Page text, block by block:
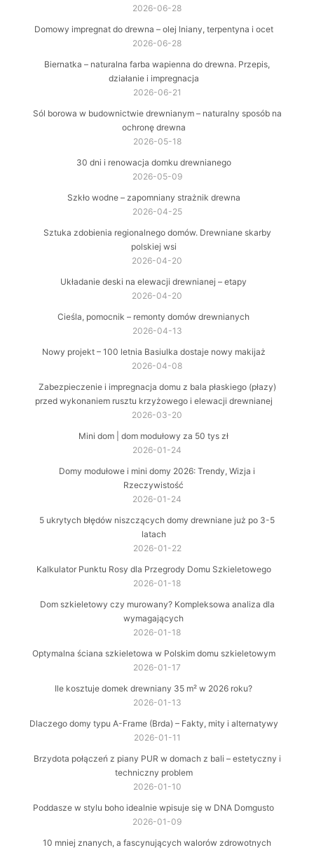
2026-06-28
Domowy impregnat do drewna – olej lniany, terpentyna i ocet
2026-06-28
Biernatka – naturalna farba wapienna do drewna. Przepis,
działanie i impregnacja
2026-06-21
Sól borowa w budownictwie drewnianym – naturalny sposób na
ochronę drewna
2026-05-18
30 dni i renowacja domku drewnianego
2026-05-09
Szkło wodne – zapomniany strażnik drewna
2026-04-25
Sztuka zdobienia regionalnego domów. Drewniane skarby
polskiej wsi
2026-04-20
Układanie deski na elewacji drewnianej – etapy
2026-04-20
Cieśla, pomocnik – remonty domów drewnianych
2026-04-13
Nowy projekt – 100 letnia Basiulka dostaje nowy makijaż
2026-04-08
Zabezpieczenie i impregnacja domu z bala płaskiego (płazy)
przed wykonaniem rusztu krzyżowego i elewacji drewnianej
2026-03-20
Mini dom | dom modułowy za 50 tys zł
2026-01-24
Domy modułowe i mini domy 2026: Trendy, Wizja i
Rzeczywistość
2026-01-24
5 ukrytych błędów niszczących domy drewniane już po 3-5
latach
2026-01-22
Kalkulator Punktu Rosy dla Przegrody Domu Szkieletowego
2026-01-18
Dom szkieletowy czy murowany? Kompleksowa analiza dla
wymagających
2026-01-18
Optymalna ściana szkieletowa w Polskim domu szkieletowym
2026-01-17
Ile kosztuje domek drewniany 35 m² w 2026 roku?
2026-01-13
Dlaczego domy typu A-Frame (Brda) – Fakty, mity i alternatywy
2026-01-11
Brzydota połączeń z piany PUR w domach z bali – estetyczny i
techniczny problem
2026-01-10
Poddasze w stylu boho idealnie wpisuje się w DNA Domgusto
2026-01-09
10 mniej znanych, a fascynujących walorów zdrowotnych